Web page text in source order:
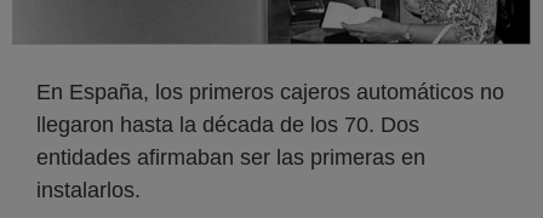
En España, los primeros cajeros automáticos no
llegaron hasta la década de los 70. Dos
entidades afirmaban ser las primeras en
instalarlos.